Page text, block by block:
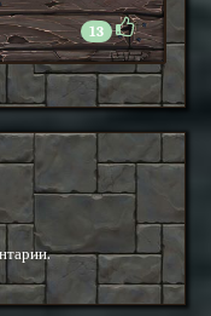
13